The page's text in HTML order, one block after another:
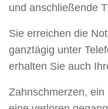
und anschließende
Sie erreichen die
ganztägig unter
erhalten Sie auch
Zahnschmerzen,